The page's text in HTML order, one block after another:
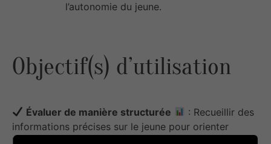
l’autonomie du jeune.
Objectif(s) d’utilisation
Évaluer de manière structurée
: Recueillir des
informations précises sur le jeune pour orienter
l’accompagnement de manière plus ciblée.